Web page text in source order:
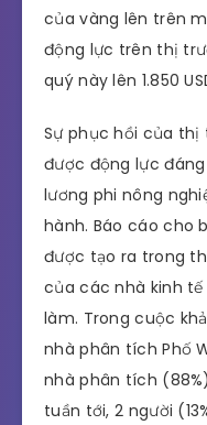
của vàng lên trên
động lực trên thị
quý này lên 1.850
Sự phục hồi của
được động lực
lương phi nông
hành. Báo cáo cho
được tạo ra trong
của các nhà kinh tế
làm. Trong cuộc
nhà phân tích Phố
nhà phân tích
tuần tới, 2 người